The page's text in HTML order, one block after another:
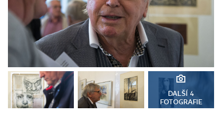
DALŠÍ 4
FOTOGRAFIE